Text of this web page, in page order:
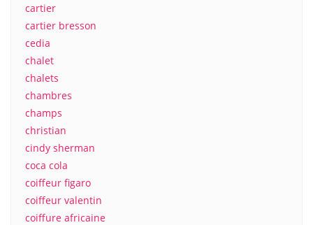
cartier
cartier bresson
cedia
chalet
chalets
chambres
champs
christian
cindy sherman
coca cola
coiffeur figaro
coiffeur valentin
coiffure africaine